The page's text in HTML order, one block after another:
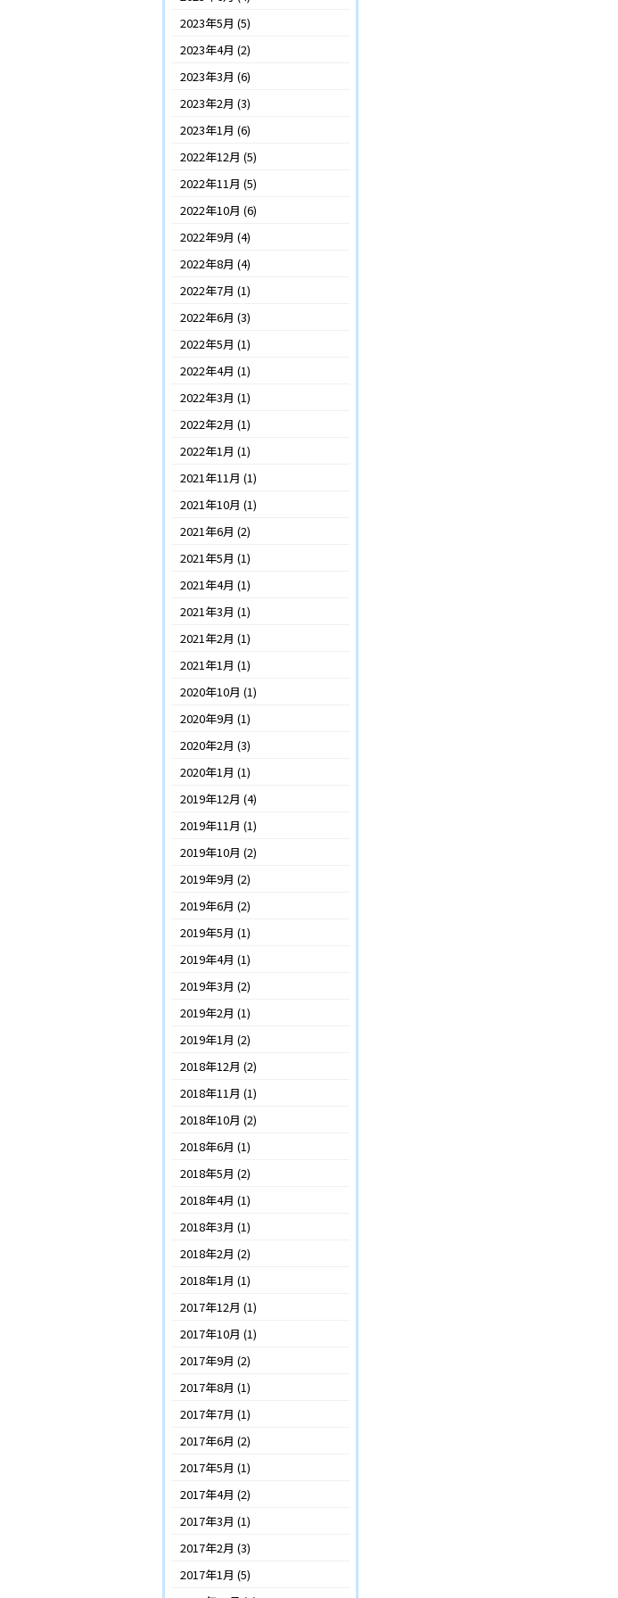
2023年5月 (5)
2023年4月 (2)
2023年3月 (6)
2023年2月 (3)
2023年1月 (6)
2022年12月 (5)
2022年11月 (5)
2022年10月 (6)
2022年9月 (4)
2022年8月 (4)
2022年7月 (1)
2022年6月 (3)
2022年5月 (1)
2022年4月 (1)
2022年3月 (1)
2022年2月 (1)
2022年1月 (1)
2021年11月 (1)
2021年10月 (1)
2021年6月 (2)
2021年5月 (1)
2021年4月 (1)
2021年3月 (1)
2021年2月 (1)
2021年1月 (1)
2020年10月 (1)
2020年9月 (1)
2020年2月 (3)
2020年1月 (1)
2019年12月 (4)
2019年11月 (1)
2019年10月 (2)
2019年9月 (2)
2019年6月 (2)
2019年5月 (1)
2019年4月 (1)
2019年3月 (2)
2019年2月 (1)
2019年1月 (2)
2018年12月 (2)
2018年11月 (1)
2018年10月 (2)
2018年6月 (1)
2018年5月 (2)
2018年4月 (1)
2018年3月 (1)
2018年2月 (2)
2018年1月 (1)
2017年12月 (1)
2017年10月 (1)
2017年9月 (2)
2017年8月 (1)
2017年7月 (1)
2017年6月 (2)
2017年5月 (1)
2017年4月 (2)
2017年3月 (1)
2017年2月 (3)
2017年1月 (5)